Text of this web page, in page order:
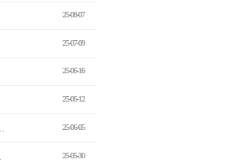
25-08-07
25-07-09
25-06-16
25-06-12
25-06-05
25-05-30